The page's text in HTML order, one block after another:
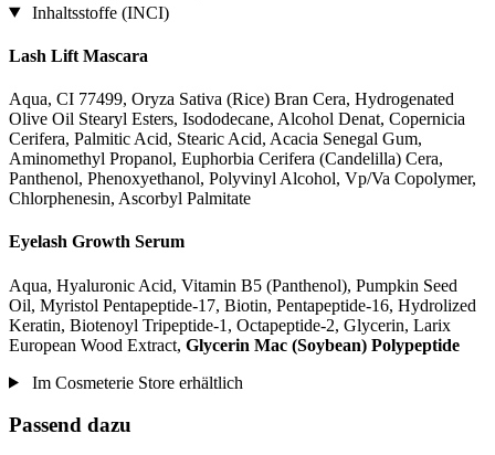
Inhaltsstoffe (INCI)
Lash Lift Mascara
Aqua, CI 77499, Oryza Sativa (Rice) Bran Cera, Hydrogenated
Olive Oil Stearyl Esters, Isododecane, Alcohol Denat, Copernicia
Cerifera, Palmitic Acid, Stearic Acid, Acacia Senegal Gum,
Aminomethyl Propanol, Euphorbia Cerifera (Candelilla) Cera,
Panthenol, Phenoxyethanol, Polyvinyl Alcohol, Vp/Va Copolymer,
Chlorphenesin, Ascorbyl Palmitate
Eyelash Growth Serum
Aqua, Hyaluronic Acid, Vitamin B5 (Panthenol), Pumpkin Seed
Oil, Myristol Pentapeptide-17, Biotin, Pentapeptide-16, Hydrolized
Keratin, Biotenoyl Tripeptide-1, Octapeptide-2, Glycerin, Larix
European Wood Extract, Glycerin Mac (Soybean) Polypeptide
Im Cosmeterie Store erhältlich
Passend dazu